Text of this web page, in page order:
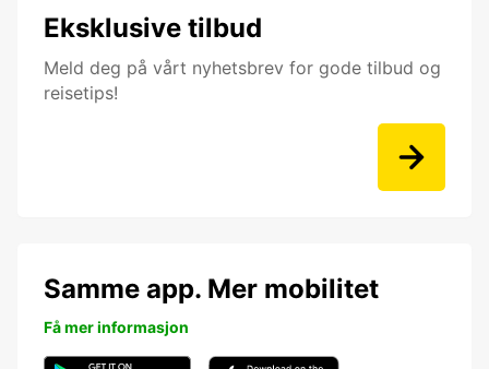
Eksklusive tilbud
Meld deg på vårt nyhetsbrev for gode tilbud og
reisetips!
Samme app. Mer mobilitet
Få mer informasjon